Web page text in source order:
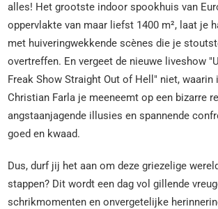
alles! Het grootste indoor spookhuis van
oppervlakte van maar liefst 1400 m², laat je
met huiveringwekkende scènes die je
overtreffen. En vergeet de nieuwe liveshow
Freak Show Straight Out of Hell" niet,
Christian Farla je meeneemt op een bizarre
angstaanjagende illusies en spannende
goed en kwaad.
Dus, durf jij het aan om deze griezelige
stappen? Dit wordt een dag vol gillende
schrikmomenten en onvergetelijke